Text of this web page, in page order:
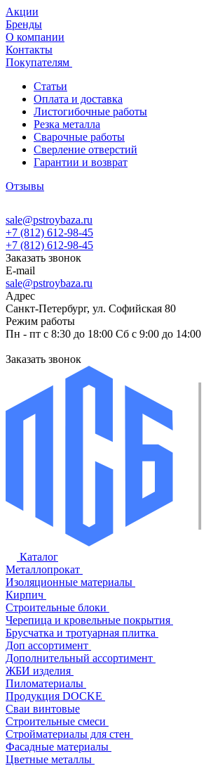
Акции
Бренды
О компании
Контакты
Покупателям
Статьи
Оплата и доставка
Листогибочные работы
Резка металла
Сварочные работы
Сверление отверстий
Гарантии и возврат
Отзывы
sale@pstroybaza.ru
+7 (812) 612-98-45
+7 (812) 612-98-45
Заказать звонок
E-mail
sale@pstroybaza.ru
Адрес
Санкт-Петербург, ул. Софийская 80
Режим работы
Пн - пт с 8:30 до 18:00 Сб с 9:00 до 14:00
Заказать звонок
Каталог
Металлопрокат
Изоляционные материалы
Кирпич
Строительные блоки
Черепица и кровельные покрытия
Брусчатка и тротуарная плитка
Доп ассортимент
Дополнительный ассортимент
ЖБИ изделия
Пиломатериалы
Продукция DOCKE
Сваи винтовые
Строительные смеси
Стройматериалы для стен
Фасадные материалы
Цветные металлы